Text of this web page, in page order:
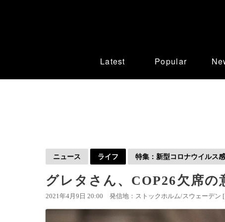
Latest Popular
ニュース ライフ 特集：新型コロナウイルス
グレタさん、COP26欠席
2021年4月9日 20:00 発信地：ストックホルム/スウェーデン [